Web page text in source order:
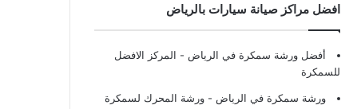
افضل مراكز صيانة سيارات بالرياض
أفضل ورشة سمكرة في الرياض - المركز الافضل
للسمكرة
ورشة سمكرة في الرياض - ورشة المحرك لسمكرة